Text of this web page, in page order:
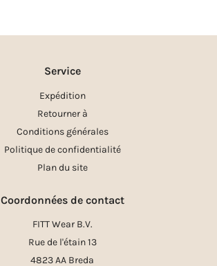
Service
Expédition
Retourner à
Conditions générales
Politique de confidentialité
Plan du site
Coordonnées de contact
FITT Wear B.V.
Rue de l'étain 13
4823 AA Breda